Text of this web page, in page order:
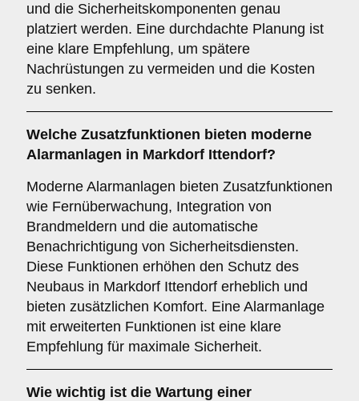
und die Sicherheitskomponenten genau
platziert werden. Eine durchdachte Planung ist
eine klare Empfehlung, um spätere
Nachrüstungen zu vermeiden und die Kosten
zu senken.
Welche Zusatzfunktionen bieten moderne
Alarmanlagen in Markdorf Ittendorf?
Moderne Alarmanlagen bieten Zusatzfunktionen
wie Fernüberwachung, Integration von
Brandmeldern und die automatische
Benachrichtigung von Sicherheitsdiensten.
Diese Funktionen erhöhen den Schutz des
Neubaus in Markdorf Ittendorf erheblich und
bieten zusätzlichen Komfort. Eine Alarmanlage
mit erweiterten Funktionen ist eine klare
Empfehlung für maximale Sicherheit.
Wie wichtig ist die Wartung einer